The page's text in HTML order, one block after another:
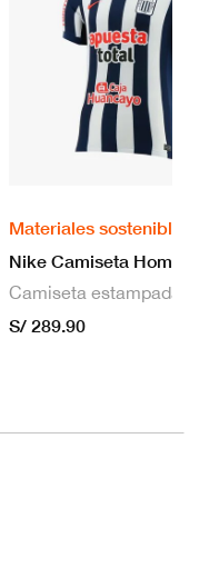
Materiales sostenibles
S/ 289.90